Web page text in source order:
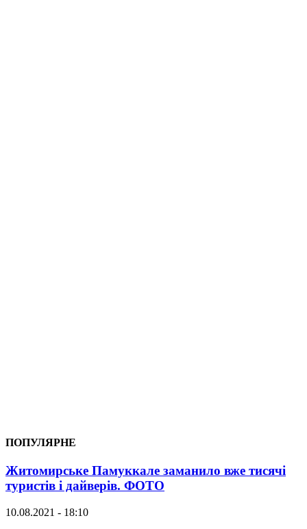
ПОПУЛЯРНЕ
Житомирське Памуккале заманило вже тисячі
туристів і дайверів. ФОТО
10.08.2021 - 18:10